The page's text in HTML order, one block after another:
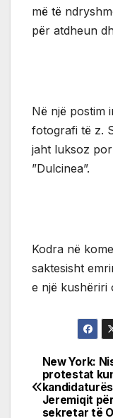
më të
për atdheun
Në një postim
fotografi të z.
jaht luksoz
”Dulcinea”.
Kodra në
saktesisht
e një kushëriri
Post
New York:
protestat
Jeremiqit për
sekretar të